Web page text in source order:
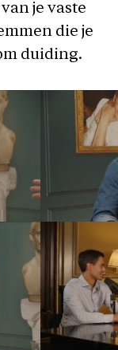
je vaste
die je
duiding.